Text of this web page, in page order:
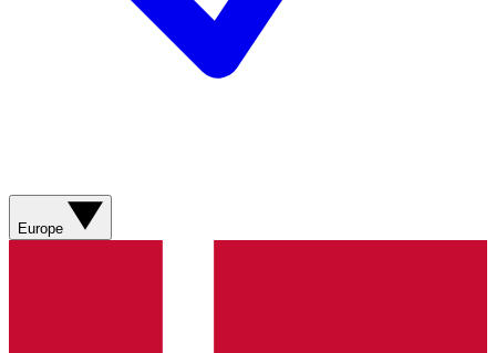
Europe